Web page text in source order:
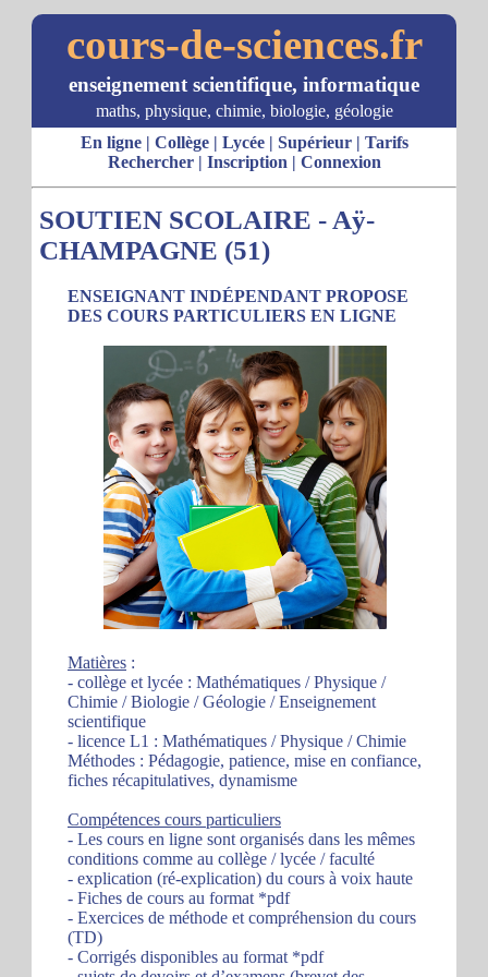
cours-de-sciences.fr
enseignement scientifique, informatique
maths, physique, chimie, biologie, géologie
En ligne| Collège| Lycée| Supérieur| Tarifs
Rechercher| Inscription | Connexion
SOUTIEN SCOLAIRE - Aÿ-
CHAMPAGNE (51)
ENSEIGNANT INDÉPENDANT PROPOSE
DES COURS PARTICULIERS EN LIGNE
Matières :
- collège et lycée : Mathématiques / Physique /
Chimie / Biologie / Géologie / Enseignement
scientifique
- licence L1 : Mathématiques / Physique / Chimie
Méthodes : Pédagogie, patience, mise en confiance,
fiches récapitulatives, dynamisme
Compétences cours particuliers
- Les cours en ligne sont organisés dans les mêmes
conditions comme au collège / lycée / faculté
- explication (ré-explication) du cours à voix haute
- Fiches de cours au format *pdf
- Exercices de méthode et compréhension du cours
(TD)
- Corrigés disponibles au format *pdf